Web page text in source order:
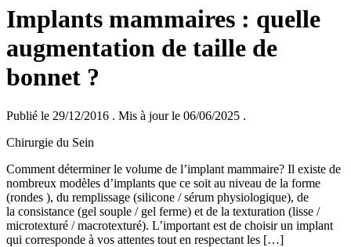
Implants mammaires : quelle
augmentation de taille de
bonnet ?
Publié le 29/12/2016 . Mis à jour le 06/06/2025 .
Chirurgie du Sein
Comment déterminer le volume de l’implant mammaire? Il existe de
nombreux modèles d’implants que ce soit au niveau de la forme
(rondes ), du remplissage (silicone / sérum physiologique), de
la consistance (gel souple / gel ferme) et de la texturation (lisse /
microtexturé / macrotexturé). L’important est de choisir un implant
qui corresponde à vos attentes tout en respectant les […]